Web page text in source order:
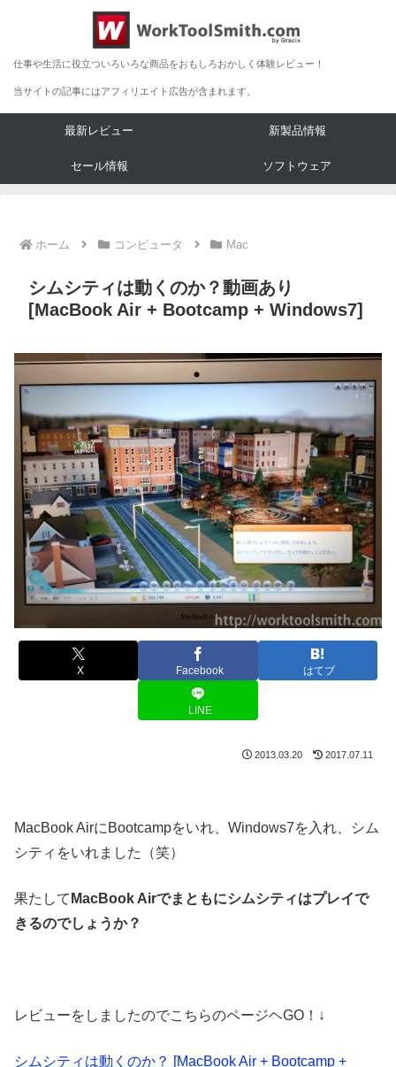
仕事や生活に役立ついろいろな商品をおもしろおかしく体験レビュー！
当サイトの記事にはアフィリエイト広告が含まれます。
最新レビュー 新製品情報
セール情報 ソフトウェア
ホーム コンピュータ Mac
シムシティは動くのか？動画あり
[MacBook Air + Bootcamp + Windows7]
X Facebook はてブ
LINE
2013.03.20 2017.07.11
MacBook AirにBootcampをいれ、Windows7を入れ、シム
シティをいれました（笑）
果たして MacBook Airでまともにシムシティはプレイで
きるのでしょうか？
レビューをしましたのでこちらのページヘGO！↓
シムシティは動くのか？ [MacBook Air + Bootcamp +